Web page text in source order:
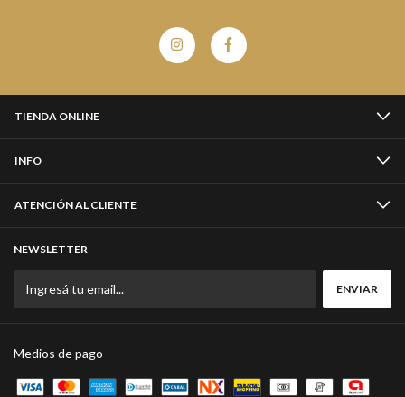
TIENDA ONLINE
INFO
ATENCIÓN AL CLIENTE
NEWSLETTER
Medios de pago